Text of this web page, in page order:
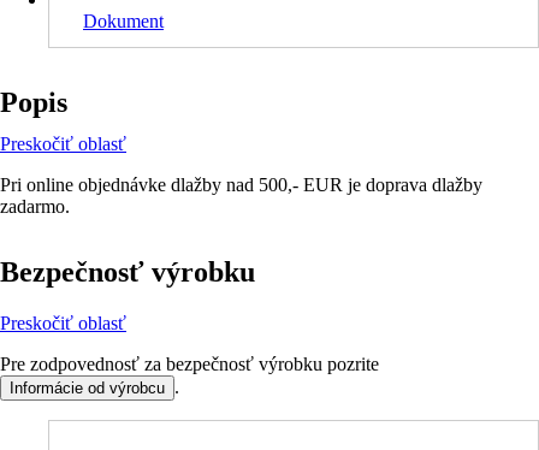
Dokument
Popis
Preskočiť oblasť
Pri online objednávke dlažby nad 500,- EUR je doprava dlažby
zadarmo.
Bezpečnosť výrobku
Preskočiť oblasť
Pre zodpovednosť za bezpečnosť výrobku pozrite
Informácie od výrobcu .